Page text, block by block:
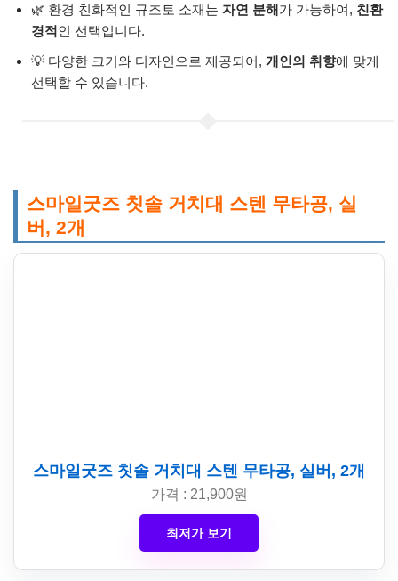
🌿 환경 친화적인 규조토 소재는 자연 분해가 가능하여, 친환
경적인 선택입니다.
💡 다양한 크기와 디자인으로 제공되어, 개인의 취향에 맞게
선택할 수 있습니다.
스마일굿즈 칫솔 거치대 스텐 무타공, 실
버, 2개
스마일굿즈 칫솔 거치대 스텐 무타공, 실버, 2개
가격 : 21,900원
최저가 보기